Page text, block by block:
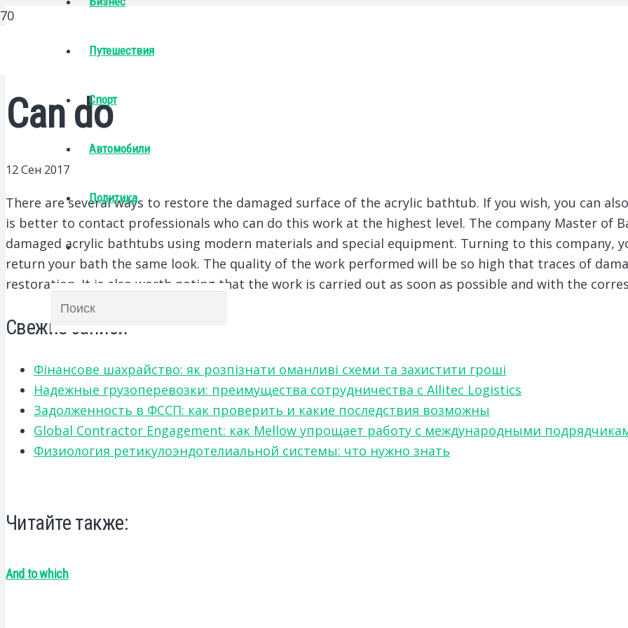
Путешествия
Спорт
Автомобили
Политика
Can do
12 Сен 2017
There are several ways to restore the damaged surface of the acrylic bathtub. If you wish, you can
is better to contact professionals who can do this work at the highest level. The company Master of
damaged acrylic bathtubs using modern materials and special equipment. Turning to this company,
return your bath the same look. The quality of the work performed will be so high that traces of
restoration. It is also worth noting that the work is carried out as soon as possible and with the
Свежие записи
Фінансове шахрайство: як розпізнати оманливі схеми та захистити гроші
Надежные грузоперевозки: преимущества сотрудничества с Allitec Logistics
Задолженность в ФССП: как проверить и какие последствия возможны
Global Contractor Engagement: как Mellow упрощает работу с международными
Физиология ретикулоэндотелиальной системы: что нужно знать
Читайте также:
And to which